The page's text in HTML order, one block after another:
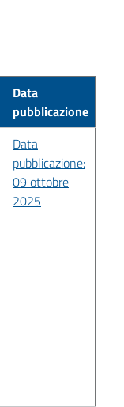
Data
pubblicazione
Data
pubblicazione:
09 ottobre
2025